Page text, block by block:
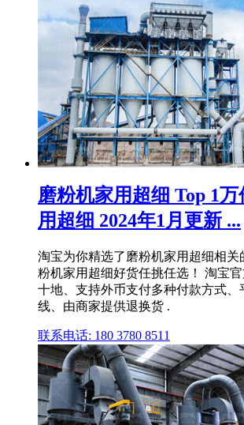
磨粉机家用超细 Top 1
用超细 2024年1月更新 ...
淘宝为你精选了磨粉机家用超细相关
粉机家用超细好货任挑任选！ 淘宝
十地、支持外币支付多种付款方式、
线、由商家提供退换货 .
联系电话: 180 3780 8511